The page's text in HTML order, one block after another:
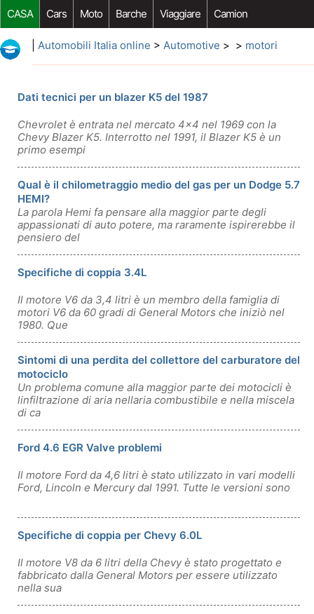
CASA Cars Moto Barche Viaggiare Camion
Riparazione Auto Acquisto Auto Car Opzioni Aftermarket
Automobili Italia online > Automotive > > motori
Dati tecnici per un blazer K5 del 1987
Chevrolet è entrata nel mercato 4x4 nel 1969 con la
Chevy Blazer K5. Interrotto nel 1991, il Blazer K5 è un
primo esempi
Qual è il chilometraggio medio del gas per un Dodge 5.7
HEMI?
La parola Hemi fa pensare alla maggior parte degli
appassionati di auto potere, ma raramente ispirerebbe il
pensiero del
Specifiche di coppia 3.4L
Il motore V6 da 3,4 litri è un membro della famiglia di
motori V6 da 60 gradi di General Motors che iniziò nel
1980. Que
Sintomi di una perdita del collettore del carburatore del
motociclo
Un problema comune alla maggior parte dei motocicli è
linfiltrazione di aria nellaria combustibile e nella miscela
di ca
Ford 4.6 EGR Valve problemi
Il motore Ford da 4,6 litri è stato utilizzato in vari modelli
Ford, Lincoln e Mercury dal 1991. Tutte le versioni sono
Specifiche di coppia per Chevy 6.0L
Il motore V8 da 6 litri della Chevy è stato progettato e
fabbricato dalla General Motors per essere utilizzato
nella sua